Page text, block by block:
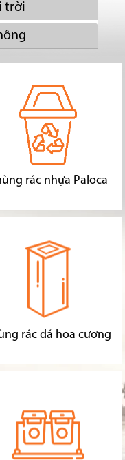
trời
rác nhựa Paloca
rác đá hoa cương